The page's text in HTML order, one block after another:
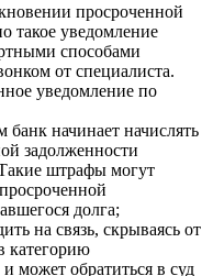
просроченной
такое уведомление
способами
от специалиста.
уведомление по
начинает начислять
задолженности
штрафы могут
долга;
на связь, скрываясь от
категорию
может обратиться в суд